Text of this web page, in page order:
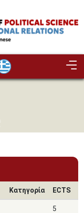
Κατηγορία ECTS
5